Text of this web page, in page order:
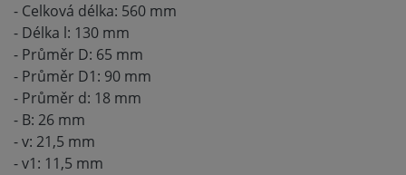
- Celková délka: 560 mm
- Délka l: 130 mm
- Průměr D: 65 mm
- Průměr D1: 90 mm
- Průměr d: 18 mm
- B: 26 mm
- v: 21,5 mm
- v1: 11,5 mm